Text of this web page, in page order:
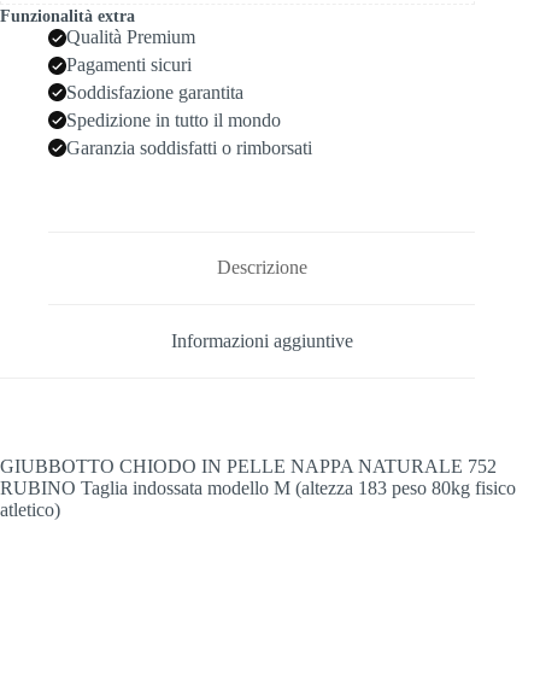
Funzionalità extra
Qualità Premium
Pagamenti sicuri
Soddisfazione garantita
Spedizione in tutto il mondo
Garanzia soddisfatti o rimborsati
Descrizione
Informazioni aggiuntive
GIUBBOTTO CHIODO IN PELLE NAPPA NATURALE 752
RUBINO Taglia indossata modello M (altezza 183 peso 80kg fisico
atletico)